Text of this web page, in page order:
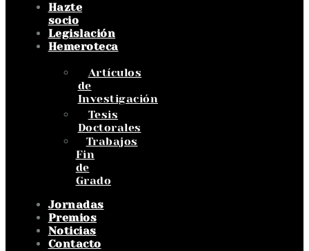
Hazte
socio
Legislación
Hemeroteca
Artículos
de
Investigación
Tesis
Doctorales
Trabajos
Fin
de
Grado
Jornadas
Premios
Noticias
Contacto